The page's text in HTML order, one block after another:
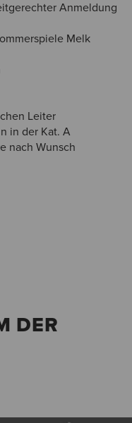
Anmeldung
Melk
Leiter
in der Kat. A
nach Wunsch
DER